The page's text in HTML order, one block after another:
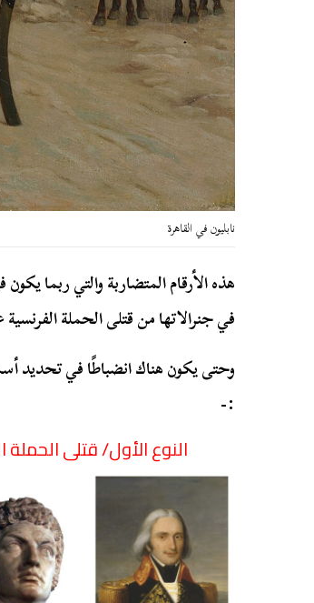
نابليون في القاهرة
هذه الأرقام المتضاربة والتي ربما
في جنرالاتها من قتلى الحملة
وحتى يكون هناك انضباطًا في تحديد
:-
النوع الأول/ قتلى